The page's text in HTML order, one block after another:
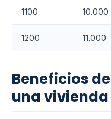
1100 10.000
1200 11.000
Beneficios
una